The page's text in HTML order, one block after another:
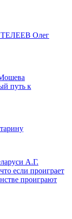
Олег
путь к
А.Г.
если проиграет
проиграют